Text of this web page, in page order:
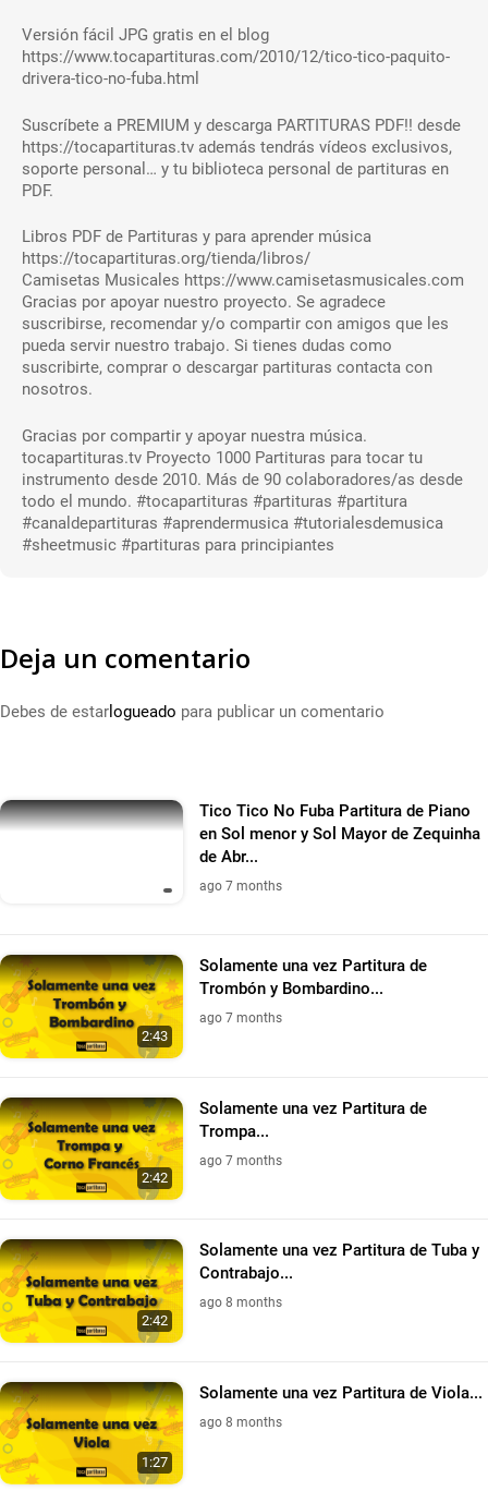
Versión fácil JPG gratis en el blog
https://www.tocapartituras.com/2010/12/tico-tico-paquito-
drivera-tico-no-fuba.html
Suscríbete a PREMIUM y descarga PARTITURAS PDF!! desde
https://tocapartituras.tv además tendrás vídeos exclusivos,
soporte personal… y tu biblioteca personal de partituras en
PDF.
Libros PDF de Partituras y para aprender música
https://tocapartituras.org/tienda/libros/
Camisetas Musicales https://www.camisetasmusicales.com
Gracias por apoyar nuestro proyecto. Se agradece
suscribirse, recomendar y/o compartir con amigos que les
pueda servir nuestro trabajo. Si tienes dudas como
suscribirte, comprar o descargar partituras contacta con
nosotros.
Gracias por compartir y apoyar nuestra música.
tocapartituras.tv Proyecto 1000 Partituras para tocar tu
instrumento desde 2010. Más de 90 colaboradores/as desde
todo el mundo. #tocapartituras #partituras #partitura
#canaldepartituras #aprendermusica #tutorialesdemusica
#sheetmusic #partituras para principiantes
Deja un comentario
Debes de estar logueado para publicar un comentario
Tico Tico No Fuba Partitura de Piano
en Sol menor y Sol Mayor de Zequinha
de Abr...
ago 7 months
2:43
Solamente una vez Partitura de
Trombón y Bombardino...
ago 7 months
2:42
Solamente una vez Partitura de
Trompa...
ago 7 months
2:42
Solamente una vez Partitura de Tuba y
Contrabajo...
ago 8 months
1:27
Solamente una vez Partitura de Viola...
ago 8 months